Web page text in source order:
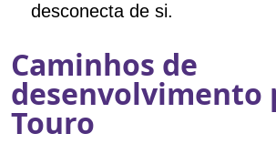
desconecta de si.
Caminhos de
desenvolvimento
Touro